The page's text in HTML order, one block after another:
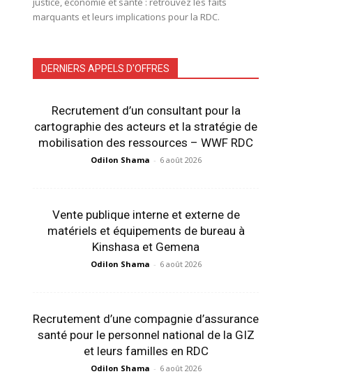
marquants et leurs implications pour la RDC.
DERNIERS APPELS D'OFFRES
Recrutement d’un consultant pour la
cartographie des acteurs et la stratégie de
mobilisation des ressources – WWF RDC
Odilon Shama - 6 août 2026
Vente publique interne et externe de
matériels et équipements de bureau à
Kinshasa et Gemena
Odilon Shama - 6 août 2026
Recrutement d’une compagnie d’assurance
santé pour le personnel national de la GIZ
et leurs familles en RDC
Odilon Shama - 6 août 2026